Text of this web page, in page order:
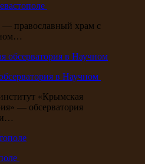
православный храм с
в Научном
«Крымская
— обсерватория
и…